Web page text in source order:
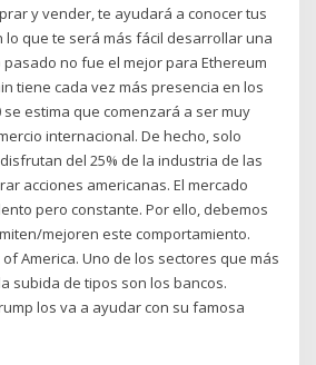
y vender, te ayudará a conocer tus
lo que te será más fácil desarrollar una
no fue el mejor para Ethereum
tiene cada vez más presencia en los
se estima que comenzará a ser muy
internacional. De hecho, solo
del 25% de la industria de las
acciones americanas. El mercado
pero constante. Por ello, debemos
mejoren este comportamiento.
America. Uno de los sectores que más
subida de tipos son los bancos.
los va a ayudar con su famosa